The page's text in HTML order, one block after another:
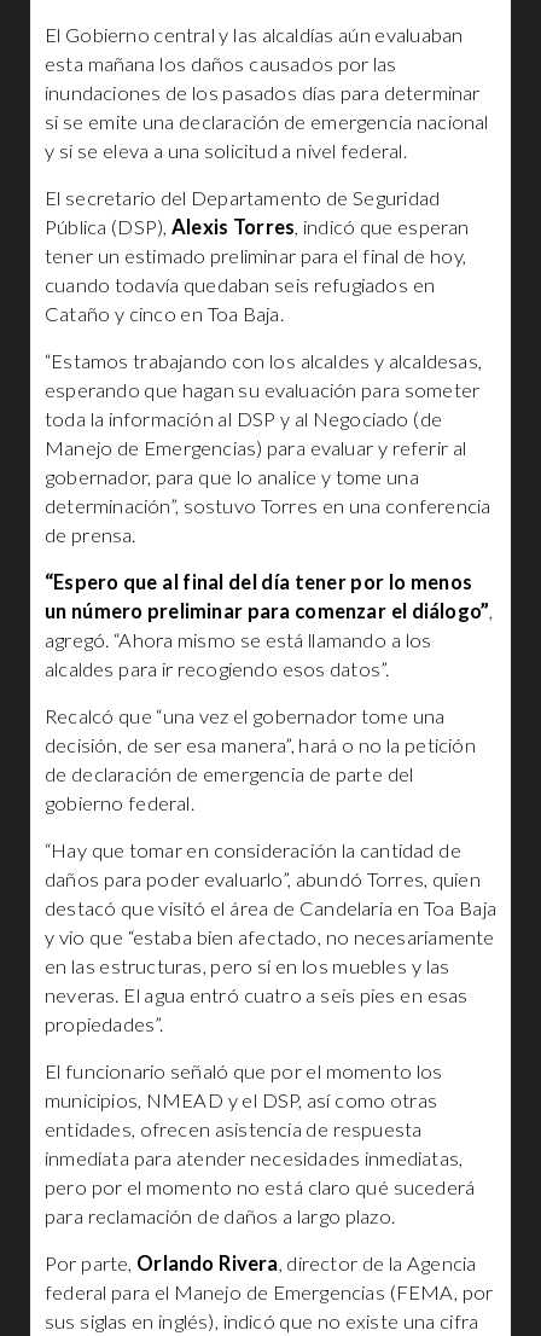
El Gobierno central y las alcaldías aún evaluaban
esta mañana los daños causados por las
inundaciones de los pasados días para determinar
si se emite una declaración de emergencia nacional
y si se eleva a una solicitud a nivel federal.
El secretario del Departamento de Seguridad
Pública (DSP), Alexis Torres, indicó que esperan
tener un estimado preliminar para el final de hoy,
cuando todavía quedaban seis refugiados en
Cataño y cinco en Toa Baja.
“Estamos trabajando con los alcaldes y alcaldesas,
esperando que hagan su evaluación para someter
toda la información al DSP y al Negociado (de
Manejo de Emergencias) para evaluar y referir al
gobernador, para que lo analice y tome una
determinación”, sostuvo Torres en una conferencia
de prensa.
“Espero que al final del día tener por lo menos
un número preliminar para comenzar el diálogo”,
agregó. “Ahora mismo se está llamando a los
alcaldes para ir recogiendo esos datos”.
Recalcó que “una vez el gobernador tome una
decisión, de ser esa manera”, hará o no la petición
de declaración de emergencia de parte del
gobierno federal.
“Hay que tomar en consideración la cantidad de
daños para poder evaluarlo”, abundó Torres, quien
destacó que visitó el área de Candelaria en Toa Baja
y vio que “estaba bien afectado, no necesariamente
en las estructuras, pero sí en los muebles y las
neveras. El agua entró cuatro a seis pies en esas
propiedades”.
El funcionario señaló que por el momento los
municipios, NMEAD y el DSP, así como otras
entidades, ofrecen asistencia de respuesta
inmediata para atender necesidades inmediatas,
pero por el momento no está claro qué sucederá
para reclamación de daños a largo plazo.
Por parte, Orlando Rivera, director de la Agencia
federal para el Manejo de Emergencias (FEMA, por
sus siglas en inglés), indicó que no existe una cifra